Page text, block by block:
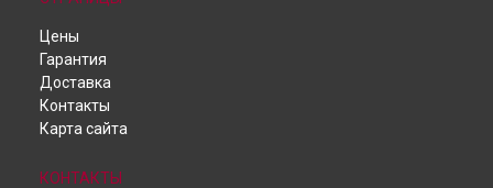
Ремонт домашнего кинотеатра LG в
Ремонт домашнего кинотеатра LG в
Ремонт домашнего кинотеатра LG в
Ремонт домашнего кинотеатра LG в
Ремонт домашнего кинотеатра LG в
Робот-пылесос
Пылесос
Проектор
Посудомоечная машина
Монитор
Кондиционер
Цены
Гарантия
Доставка
Контакты
Карта сайта
КОНТАКТЫ